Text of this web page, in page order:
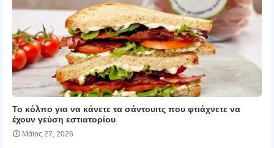
Το κόλπο για να κάνετε τα σάντουιτς που φτιάχνετε να
έχουν γεύση εστιατορίου
Μάϊος 27, 2026